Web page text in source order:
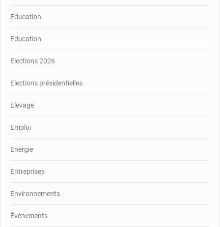
Education
Education
Elections 2026
Elections présidentielles
Elevage
Emploi
Energie
Entreprises
Environnements
Évènements